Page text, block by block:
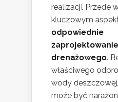
realizacji. Przede
kluczowym
odpowiednie
drenażowego.
właściwego
wody
może być